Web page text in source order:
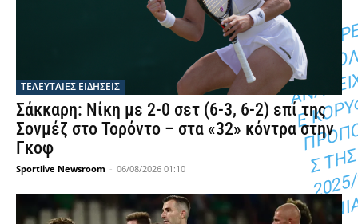
ΤΕΛΕΥΤΑΙΕΣ ΕΙΔΗΣΕΙΣ
Σάκκαρη: Νίκη με 2-0 σετ (6-3, 6-2) επί της
Σονμέζ στο Τορόντο – στα «32» κόντρα στην
Γκοφ
Sportlive Newsroom - 06/08/2026 01:10